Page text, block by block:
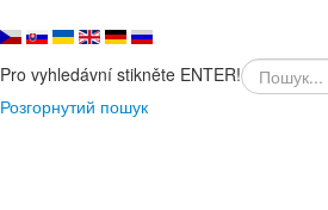
Pro vyhledávní stikněte ENTER!
Розгорнутий пошук